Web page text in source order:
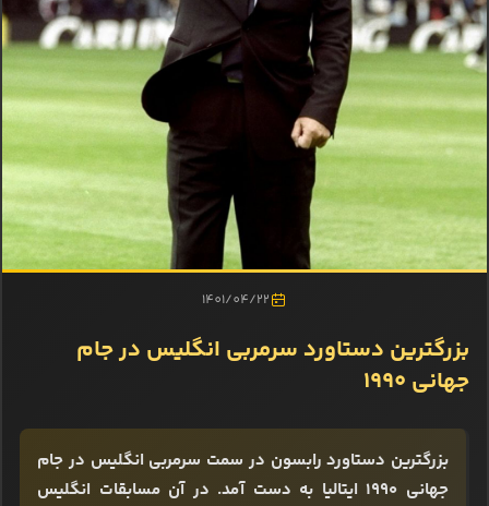
1401/04/22
بزرگترین دستاورد سرمربی انگلیس در جام
جهانی ۱۹۹۰
بزرگترین دستاورد رابسون در سمت سرمربی انگلیس در جام
جهانی ۱۹۹۰ ایتالیا به دست آمد. در آن مسابقات انگلیس